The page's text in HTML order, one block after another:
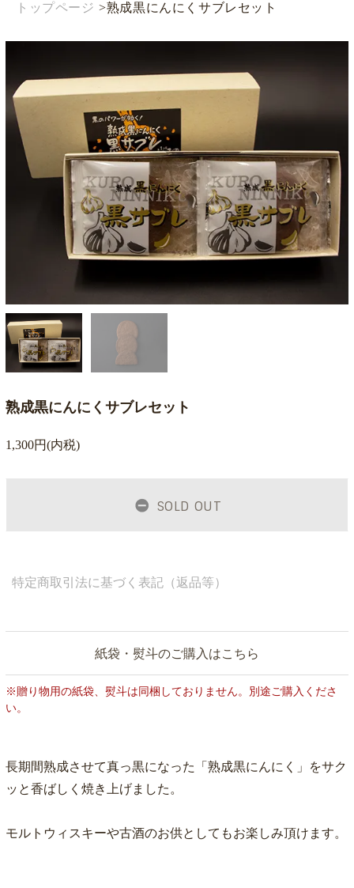
トップページ >熟成黒にんにくサブレセット
熟成黒にんにくサブレセット
1,300円(内税)
SOLD OUT
特定商取引法に基づく表記（返品等）
紙袋・熨斗のご購入はこちら
※贈り物用の紙袋、熨斗は同梱しておりません。別途ご購入くださ
い。
長期間熟成させて真っ黒になった「熟成黒にんにく」をサク
ッと香ばしく焼き上げました。
モルトウィスキーや古酒のお供としてもお楽しみ頂けます。